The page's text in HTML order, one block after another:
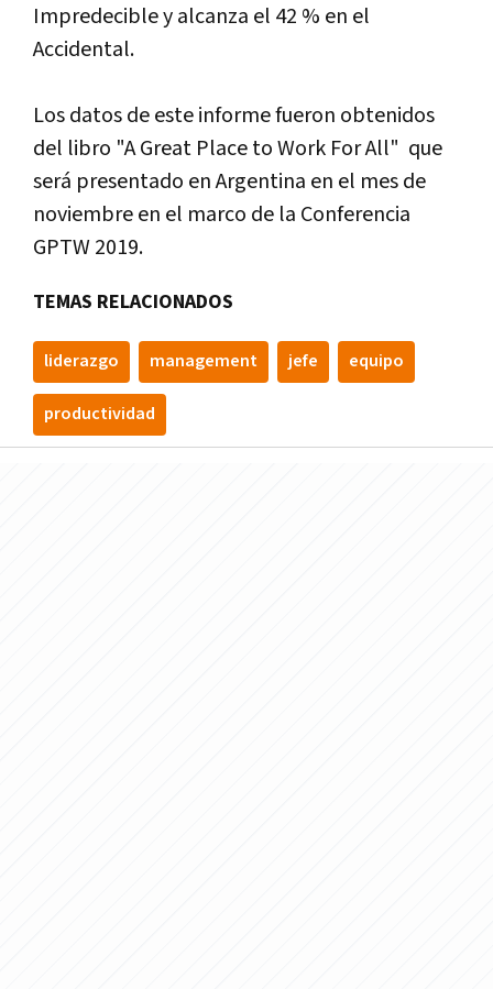
Impredecible y alcanza el 42 % en el
Accidental.
Los datos de este informe fueron obtenidos
del libro "A Great Place to Work For All" que
será presentado en Argentina en el mes de
noviembre en el marco de la Conferencia
GPTW 2019.
TEMAS RELACIONADOS
liderazgo management jefe equipo
productividad